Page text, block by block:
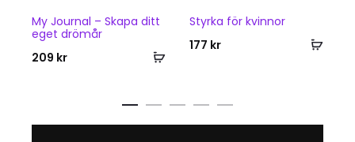
Lägg
varukorg
My Journal – Skapa ditt
eget drömår
209 kr
Lägg
Styrka för kvinnor
177 kr